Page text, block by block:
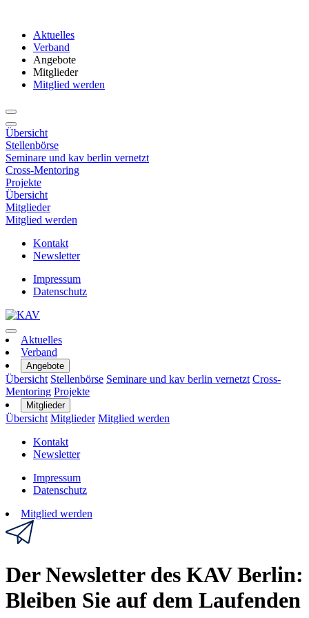
Aktuelles
Verband
Angebote
Mitglieder
Mitglied werden
Übersicht
Stellenbörse
Seminare und kav berlin vernetzt
Cross-Mentoring
Projekte
Übersicht
Mitglieder
Mitglied werden
Kontakt
Newsletter
Impressum
Datenschutz
Aktuelles
Verband
Angebote
Übersicht Stellenbörse Seminare und kav berlin vernetzt Cross-
Mentoring Projekte
Mitglieder
Übersicht Mitglieder Mitglied werden
Kontakt
Newsletter
Impressum
Datenschutz
Mitglied werden
Der Newsletter des KAV Berlin:
Bleiben Sie auf dem Laufenden